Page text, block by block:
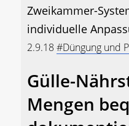
Zweikammer-
individuelle
2.9.18#Düngung und
Gülle-
Mengen